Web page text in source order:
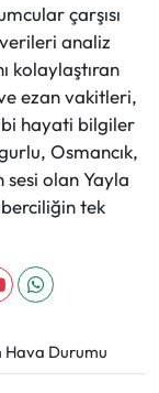
çarşısı
analiz
kolaylaştıran
ezan vakitleri,
hayati bilgiler
Osmancık,
olan Yayla
tek
Hava Durumu